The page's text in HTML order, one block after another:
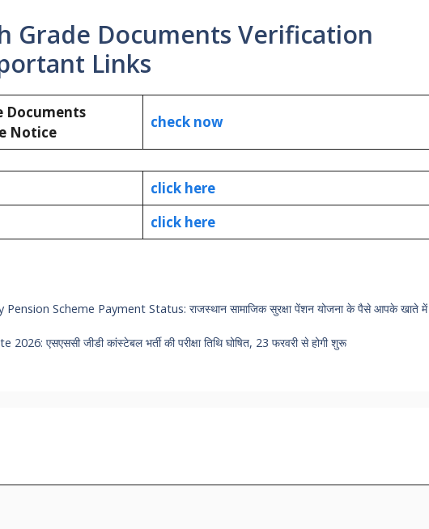
Grade Documents Verification
Links
Documents
Notice
check now
click here
click here
Scheme Payment Status: राजस्थान सामाजिक सुरक्षा पेंशन योजना के पैसे आपके खाते में
एसएससी जीडी कांस्टेबल भर्ती की परीक्षा तिथि घोषित, 23 फरवरी से होगी शुरू